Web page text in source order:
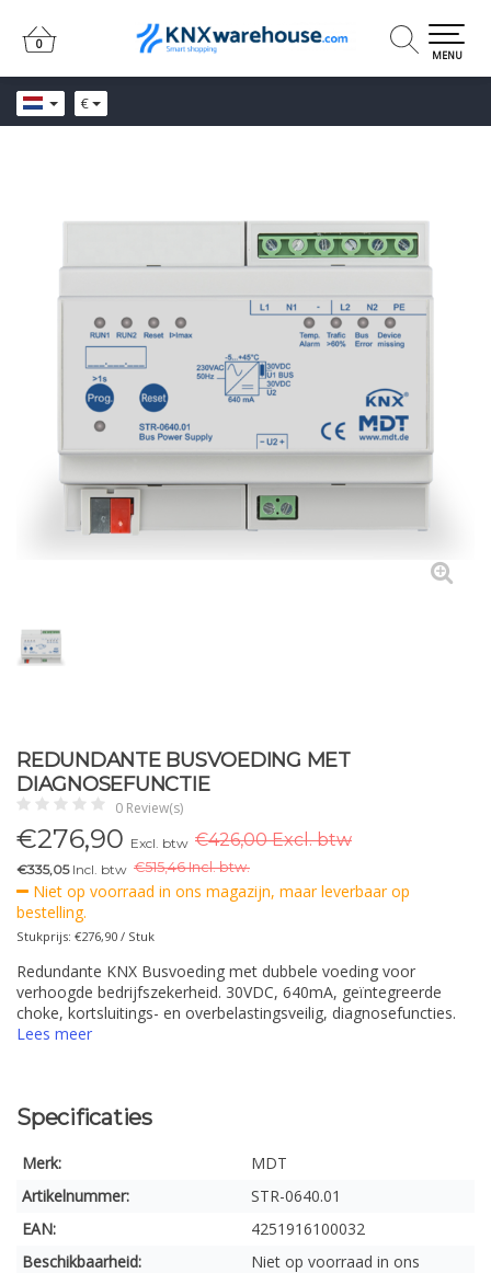
€
0
0
MENU
REDUNDANTE BUSVOEDING MET
DIAGNOSEFUNCTIE
0 Review(s)
€276,90 Excl. btw €426,00 Excl. btw
€335,05Incl. btw €515,46 Incl. btw.
Niet op voorraad in ons magazijn, maar leverbaar op
bestelling.
Stukprijs: €276,90 / Stuk
Redundante KNX Busvoeding met dubbele voeding voor
verhoogde bedrijfszekerheid. 30VDC, 640mA, geïntegreerde
choke, kortsluitings- en overbelastingsveilig, diagnosefuncties.
Lees meer
Specificaties
Merk:
MDT
Artikelnummer:
STR-0640.01
EAN:
4251916100032
Beschikbaarheid:
Niet op voorraad in ons